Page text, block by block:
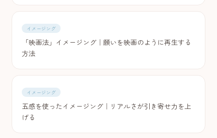
イメージング
「映画法」イメージング｜願いを映画のように再生する
方法
イメージング
五感を使ったイメージング｜リアルさが引き寄せ力を上
げる